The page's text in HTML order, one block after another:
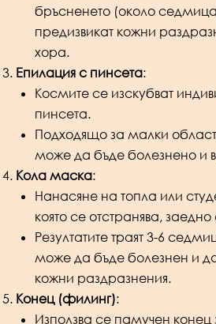
бръсненето (около
предизвикат кожни
хора.
Епилация с пинсета:
Космите се изскубват
пинсета.
Подходящо за малки
може да бъде болезнено и
Кола маска:
Нанасяне на топла или
която се отстранява,
Резултатите траят 3-6
може да бъде болезнен и
кожни раздразнения.
Конец (филинг):
Използва се памучен конец